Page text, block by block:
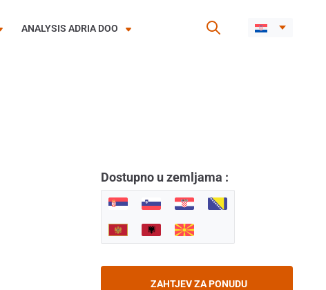
ANALYSIS ADRIA DOO
Dostupno u zemljama :
ZAHTJEV ZA PONUDU